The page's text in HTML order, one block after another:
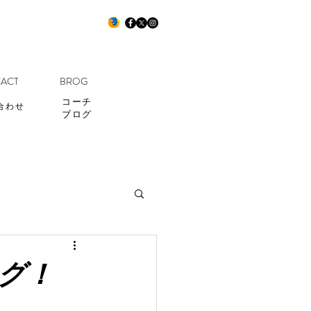
BROG
わせ
コーチ
ブログ
！